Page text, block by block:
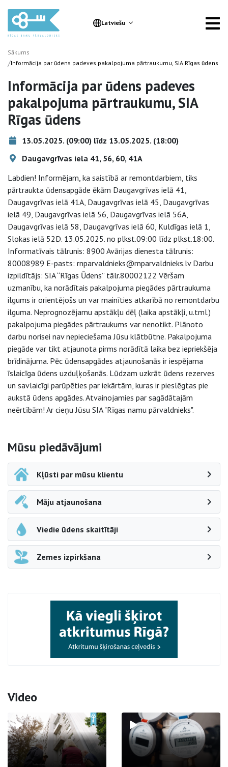
Latviešu
Sākums
/Informācija par ūdens padeves pakalpojuma pārtraukumu, SIA Rīgas ūdens
Informācija par ūdens padeves
pakalpojuma pārtraukumu, SIA
Rīgas ūdens
13.05.2025. (09:00) līdz 13.05.2025. (18:00)
Daugavgrīvas iela 41, 56, 60, 41A
Labdien! Informējam, ka saistībā ar remontdarbiem, tiks
pārtraukta ūdensapgāde ēkām Daugavgrīvas ielā 41,
Daugavgrīvas ielā 41A, Daugavgrīvas ielā 45, Daugavgrīvas
ielā 49, Daugavgrīvas ielā 56, Daugavgrīvas ielā 56A,
Daugavgrīvas ielā 58, Daugavgrīvas ielā 60, Kuldīgas ielā 1,
Slokas ielā 52D. 13.05.2025. no plkst.09:00 līdz plkst.18:00.
Informatīvais tālrunis: 8900 Avārijas dienesta tālrunis:
80008989 E-pasts: rnparvaldnieks@rnparvaldnieks.lv Darbu
izpildītājs: SIA “Rīgas Ūdens” tālr.80002122 Vēršam
uzmanību, ka norādītais pakalpojuma piegādes pārtraukuma
ilgums ir orientējošs un var mainīties atkarībā no remontdarbu
ilguma. Neprognozējamu apstākļu dēļ (laika apstākļi, u.tml.)
pakalpojuma piegādes pārtraukums var nenotikt. Plānoto
darbu norisei nav nepieciešama Jūsu klātbūtne. Pakalpojuma
piegāde var tikt atjaunota pirms norādītā laika bez iepriekšēja
brīdinājuma. Pēc ūdensapgādes atjaunošanās ir iespējama
īslaicīga ūdens uzduļķošanās. Lūdzam uzkrāt ūdens rezerves
un savlaicīgi parūpēties par iekārtām, kuras ir pieslēgtas pie
aukstā ūdens apgādes. Atvainojamies par sagādātajām
neērtībām! Ar cieņu Jūsu SIA "Rīgas namu pārvaldnieks".
Sāna navigācija
Mūsu piedāvājumi
Kļūsti par mūsu klientu
Māju atjaunošana
Viedie ūdens skaitītāji
Zemes izpirkšana
Video